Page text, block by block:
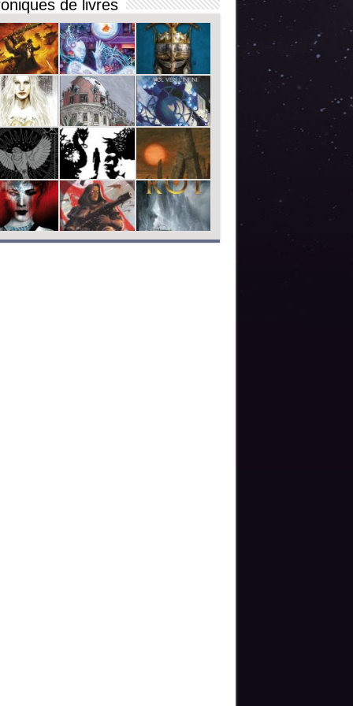
de livres